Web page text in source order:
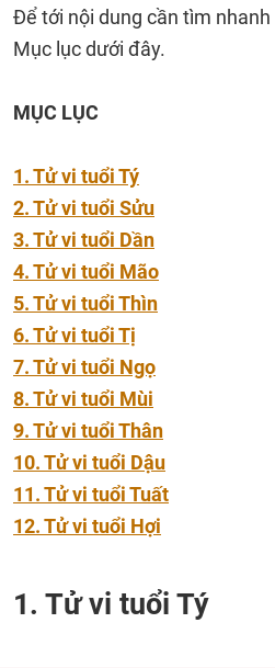
Để tới nội dung cần tìm
Mục lục dưới đây.
MỤC LỤC
1. Tử vi tuổi Tý
2. Tử vi tuổi Sửu
3. Tử vi tuổi Dần
4. Tử vi tuổi Mão
5. Tử vi tuổi Thìn
6. Tử vi tuổi Tị
7. Tử vi tuổi Ngọ
8. Tử vi tuổi Mùi
9. Tử vi tuổi Thân
10. Tử vi tuổi Dậu
11. Tử vi tuổi Tuất
12. Tử vi tuổi Hợi
1. Tử vi tuổi Tý